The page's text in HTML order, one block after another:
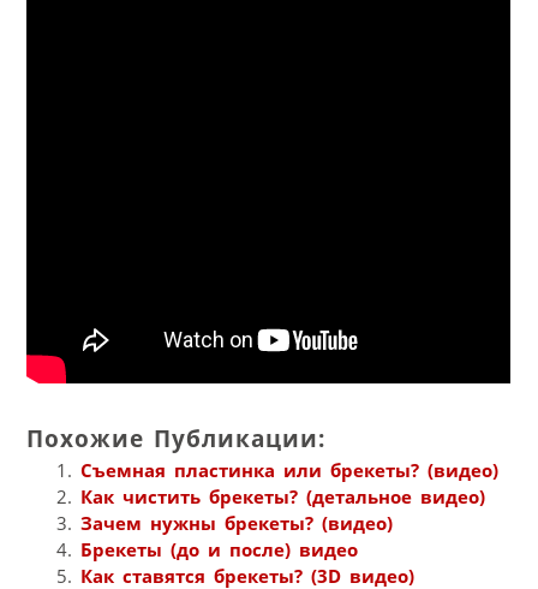
Похожие Публикации:
Съемная пластинка или брекеты? (видео)
Как чистить брекеты? (детальное видео)
Зачем нужны брекеты? (видео)
Брекеты (до и после) видео
Как ставятся брекеты? (3D видео)